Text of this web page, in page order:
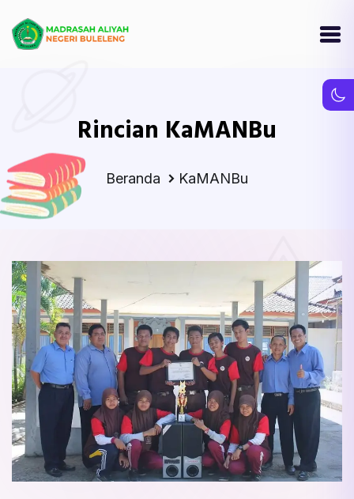
Rincian KaMANBu
Beranda KaMANBu